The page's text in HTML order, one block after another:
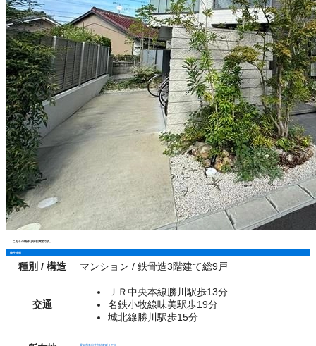
こちらの物件は現在満室です。
物件情報
種別 / 構造 マンション / 鉄骨造3階建て総9戸
交通
ＪＲ中央本線勝川駅歩13分
名鉄小牧線味美駅歩19分
城北線勝川駅歩15分
愛知県春日井市妙慶町２丁目